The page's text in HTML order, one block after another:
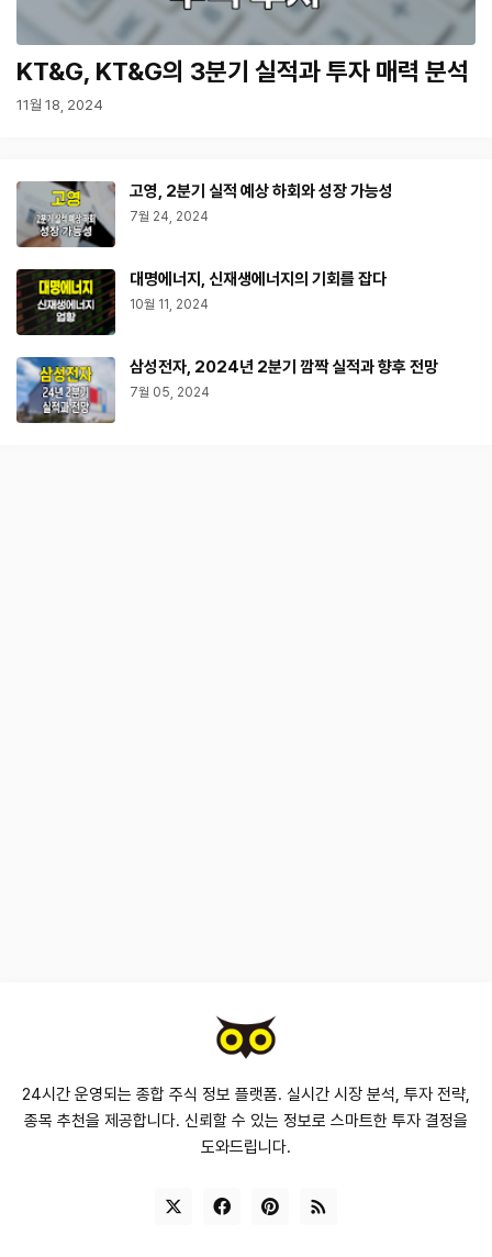
KT&G, KT&G의 3분기 실적과 투자 매력 분석
11월 18, 2024
고영, 2분기 실적 예상 하회와 성장 가능성
7월 24, 2024
대명에너지, 신재생에너지의 기회를 잡다
10월 11, 2024
삼성전자, 2024년 2분기 깜짝 실적과 향후 전망
7월 05, 2024
24시간 운영되는 종합 주식 정보 플랫폼. 실시간 시장 분석, 투자 전략,
종목 추천을 제공합니다. 신뢰할 수 있는 정보로 스마트한 투자 결정을
도와드립니다.